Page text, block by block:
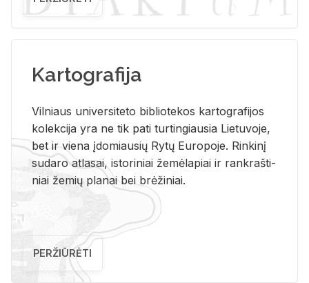
Kartografija
Vil­niaus uni­ver­si­te­to bi­b­lio­te­kos kar­to­gra­fi­jos
ko­lek­ci­ja yra ne tik pati tur­tin­giau­sia Lie­tu­vo­je,
bet ir vie­na įdo­miau­sių Rytų Eu­ro­po­je. Rin­ki­nį
su­da­ro at­la­sai, is­to­ri­niai že­mė­la­piai ir rank­raš­ti­
niai že­mių pla­nai bei brė­ži­niai.
PERŽIŪRĖTI